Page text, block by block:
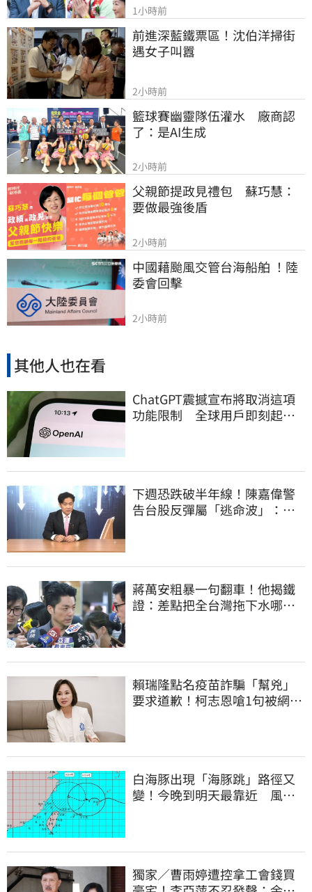
1小時前
前進深藍鐵票區！沈伯洋掃街
遇女子叫囂
2小時前
籃球賽幽靈隊伍灌水　廠商認
了：是AI生成
2小時前
父親節提政見禮包　蘇巧慧：
要做最強後盾
2小時前
中國藉颱風交管台海船舶 ！陸
委會回擊
2小時前
其他人也在看
ChatGPT震撼宣布將取消這項
功能限制 全球用戶即刻起
下週恐跌破半年線！陳嘉偉警
告台股反彈屬「逃命波」：空
蔣萬安粗暴一句翻車！他揭鐵
證：差點把全台灣拖下水哪時
賴瑞隆點名疫苗詐騙「幫兇」
要求道歉！柯志恩嗆1句被網罵
白海豚出現「海豚跳」路徑又
變！今晚到明天最靠近 風雨
獨家／曹雨婷遭控拿工會錢買